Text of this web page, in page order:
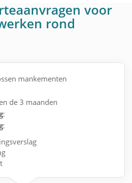
voor
rond
mankementen
de 3 maanden
:
: